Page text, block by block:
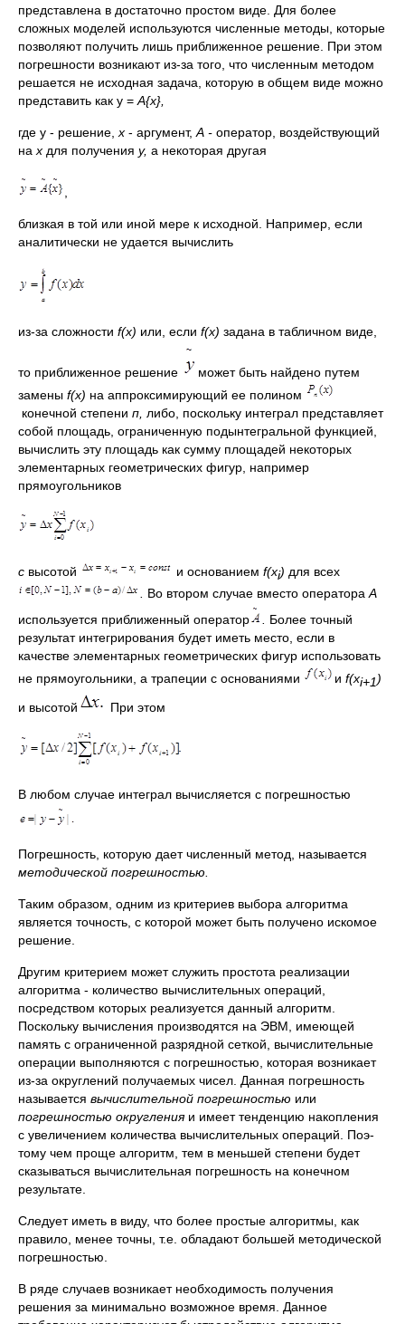
представлена в достаточно простом виде. Для более
сложных моделей используются численные методы, которые
позволяют получить лишь приближенное ре­шение. При этом
погрешности возникают из-за того, что численным методом
решается не исходная задача, которую в общем виде можно
представить как у = А{х},
где у - решение, х - аргумент, А - оператор, воздействующий
на х для получения у, а некоторая другая
близкая в той или иной мере к исходной. Например, если
аналитичес­ки не удается вычислить
из-за сложности f(x) или, если f(x) задана в табличном виде,
то приближенное решение
может быть найдено путем
замены f(x) на ап­проксимирующий ее полином
конечной степени п, либо, посколь­ку интеграл представляет
собой площадь, ограниченную подынтеграль­ной функцией,
вычислить эту площадь как сумму площадей некоторых
элементарных геометрических фигур, например
прямоугольников
с высотой и основанием f(xi) для всех
Во втором случае вместо оператора А
используется приближенный оператор
Более точный
результат интег­рирования будет иметь место, если в
качестве элементарных геометрических фигур использовать
не прямоугольники, а трапеции с осно­ваниями
и f(xi+1)
и высотой
При этом
В любом случае интеграл вычисляется с погрешностью
Погрешность, которую дает численный метод, называется
методи­ческой погрешностью.
Таким образом, одним из критериев выбора алгоритма
является точность, с которой может быть получено искомое
решение.
Другим критерием может служить простота реализации
алгоритма - количество вычислительных операций,
посредством которых реализу­ется данный алгоритм.
Поскольку вычисления производятся на ЭВМ, имеющей
память с ограниченной разрядной сеткой, вычислительные
операции выполняются с погрешностью, которая возникает
из-за ок­руглений получаемых чисел. Данная погрешность
называется вычисли­тельной погрешностью или
погрешностью округления и имеет тенденцию накопления
с увеличением количества вычислительных операций. Поэ­
тому чем проще алгоритм, тем в меньшей степени будет
сказываться вычислительная погрешность на конечном
результате.
Следует иметь в виду, что более простые алгоритмы, как
прави­ло, менее точны, т.е. обладают большей методической
погрешностью.
В ряде случаев возникает необходимость получения
решения за минимально возможное время. Данное